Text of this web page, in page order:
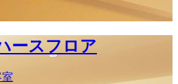
ースフロア